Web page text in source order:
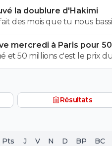
la doublure d'Hakimi
des mois que tu nous
tu le dis coupable
mercredi à Paris pour
et 50 millions c'est le prix
Résultats
Pts J V N D BP BC